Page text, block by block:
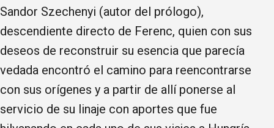
Sandor Szechenyi (autor del prólogo),
descendiente directo de Ferenc, quien con sus
deseos de reconstruir su esencia que parecía
vedada encontró el camino para reencontrarse
con sus orígenes y a partir de allí ponerse al
servicio de su linaje con aportes que fue